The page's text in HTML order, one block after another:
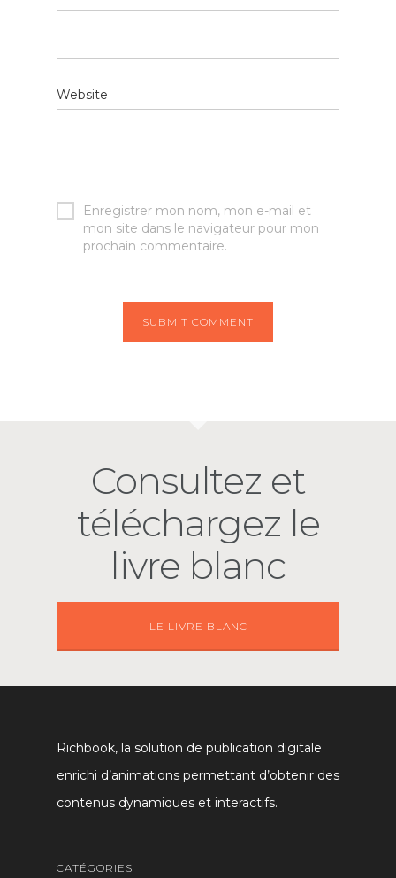
Website
Enregistrer mon nom, mon e-mail et
mon site dans le navigateur pour mon
prochain commentaire.
Consultez et
téléchargez le
livre blanc
LE LIVRE BLANC
Richbook, la solution de publication digitale
enrichi d’animations permettant d’obtenir des
contenus dynamiques et interactifs.
CATÉGORIES